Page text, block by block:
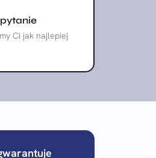
Ci jak najlepiej